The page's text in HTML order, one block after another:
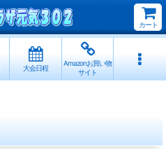
カート
大会日程
Amazonお買い物
サイト